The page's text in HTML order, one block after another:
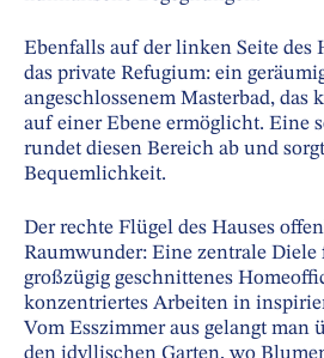
Ebenfalls auf der linken Seite des
das private Refugium: ein
angeschlossenem Masterbad, das
auf einer Ebene ermöglicht. Eine
rundet diesen Bereich ab und
Bequemlichkeit.
Der rechte Flügel des Hauses
Raumwunder: Eine zentrale
großzügig geschnittenes
konzentriertes Arbeiten in
Vom Esszimmer aus gelangt man
den idyllischen Garten, wo